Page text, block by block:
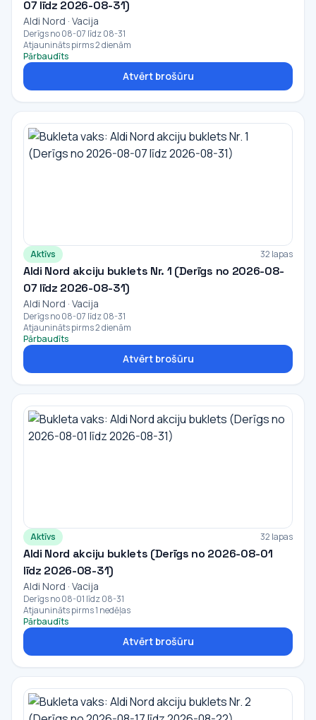
07 līdz 2026-08-31)
Aldi Nord · Vacija
Derīgs no 08-07 līdz 08-31
Atjaunināts pirms 2 dienām
Pārbaudīts
Atvērt brošūru
Aktīvs 32 lapas
Aldi Nord akciju buklets Nr. 1 (Derīgs no 2026-08-
07 līdz 2026-08-31)
Aldi Nord · Vacija
Derīgs no 08-07 līdz 08-31
Atjaunināts pirms 2 dienām
Pārbaudīts
Atvērt brošūru
Aktīvs 32 lapas
Aldi Nord akciju buklets (Derīgs no 2026-08-01
līdz 2026-08-31)
Aldi Nord · Vacija
Derīgs no 08-01 līdz 08-31
Atjaunināts pirms 1 nedēļas
Pārbaudīts
Atvērt brošūru